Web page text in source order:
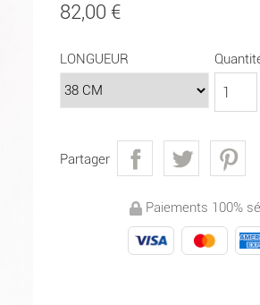
82,00 €
LONGUEUR
Partager
Paiements 100%